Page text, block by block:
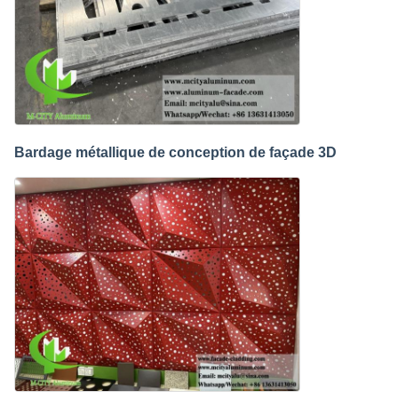
Bardage métallique de conception de façade 3D